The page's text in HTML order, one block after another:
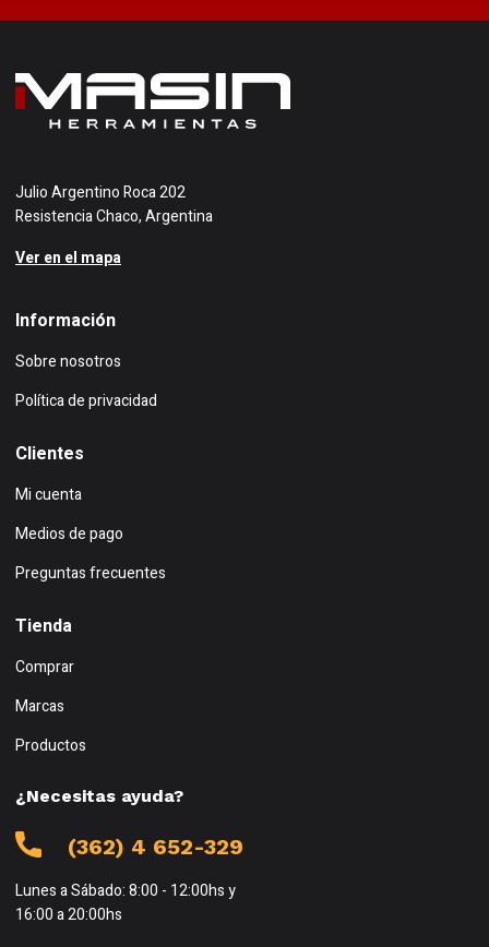
Julio Argentino Roca 202
Resistencia Chaco, Argentina
Ver en el mapa
Información
Sobre nosotros
Política de privacidad
Clientes
Mi cuenta
Medios de pago
Preguntas frecuentes
Tienda
Comprar
Marcas
Productos
¿Necesitas ayuda?
(362) 4 652-329
Lunes a Sábado: 8:00 - 12:00hs y
16:00 a 20:00hs